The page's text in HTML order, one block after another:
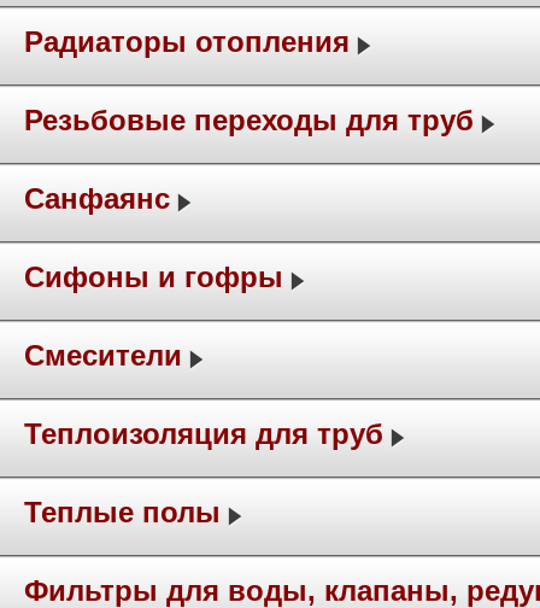
Радиаторы отопления
Резьбовые переходы для труб
Санфаянс
Сифоны и гофры
Смесители
Теплоизоляция для труб
Теплые полы
Фильтры для воды, клапаны,